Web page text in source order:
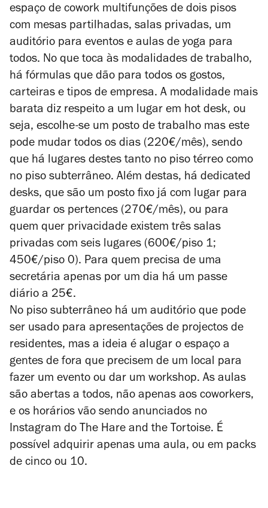
espaço de cowork multifunções de dois pisos
com mesas partilhadas, salas privadas, um
auditório para eventos e aulas de yoga para
todos. No que toca às modalidades de trabalho,
há fórmulas que dão para todos os gostos,
carteiras e tipos de empresa. A modalidade mais
barata diz respeito a um lugar em hot desk, ou
seja, escolhe-se um posto de trabalho mas este
pode mudar todos os dias (220€/mês), sendo
que há lugares destes tanto no piso térreo como
no piso subterrâneo. Além destas, há dedicated
desks, que são um posto fixo já com lugar para
guardar os pertences (270€/mês), ou para
quem quer privacidade existem três salas
privadas com seis lugares (600€/piso 1;
450€/piso 0). Para quem precisa de uma
secretária apenas por um dia há um passe
diário a 25€.
No piso subterrâneo há um auditório que pode
ser usado para apresentações de projectos de
residentes, mas a ideia é alugar o espaço a
gentes de fora que precisem de um local para
fazer um evento ou dar um workshop. As aulas
são abertas a todos, não apenas aos coworkers,
e os horários vão sendo anunciados no
Instagram do The Hare and the Tortoise. É
possível adquirir apenas uma aula, ou em packs
de cinco ou 10.